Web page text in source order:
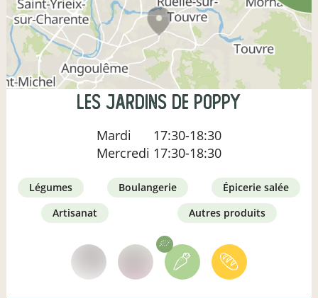
Les Jardins de Poppy
Mardi
17:30-18:30
Mercredi 17:30-18:30
légumes boulangerie
épicerie salée
artisanat
autres produits